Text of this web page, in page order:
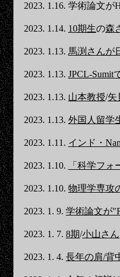
2023. 1.16. 学術論文が
2023. 1.14. 10期生の森
2023. 1.13. 馬渕さんが
2023. 1.13. JPCL-Sumit
2023. 1.13. 山本教授/矢
2023. 1.13. 外国人留学
2023. 1.11. インド・
2023. 1.10. 「科学フ
2023. 1.10. 物理学専攻
2023. 1. 9. 学術論文が
2023. 1. 7. 8期/小山さん
2023. 1. 4. 長年の肩/背